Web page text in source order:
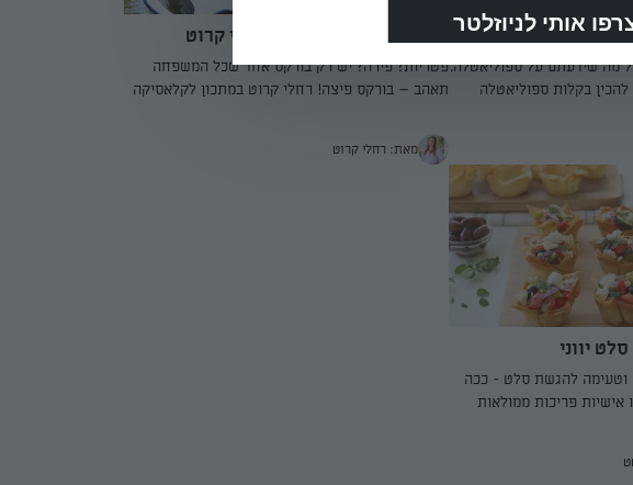
ספוליאטלה גבינות מלוח מ-5 מצרכים של
מה שידעתם על ספוליאטלה.
בקלות ספוליאטלה
שבלול בורקס פיצה של רחלי קרוט
פטריות? פירה? יש רק בורקס אחד שכל המשפחה
תאהב – בורקס פיצה! רחלי קרוט במתכון לקלאסיקה
מאת: רחלי קרוט
יווני
וטעימה להגשת סלט - ככה
אישיות פריכות ממולאות